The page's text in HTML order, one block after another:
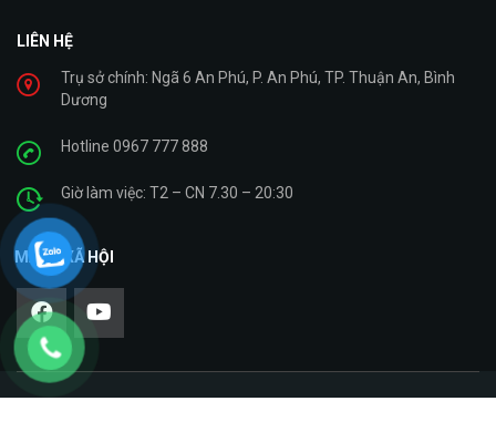
LIÊN HỆ
Trụ sở chính: Ngã 6 An Phú, P. An Phú, TP. Thuận An, Bình
Dương
Hotline 0967 777 888
Giờ làm việc: T2 – CN 7.30 – 20:30
MẠNG XÃ HỘI